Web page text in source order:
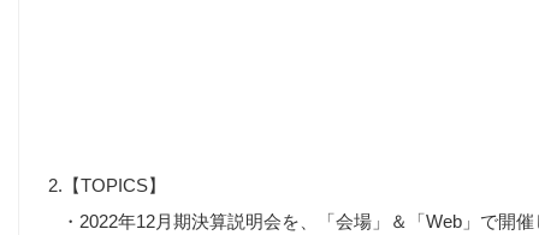
2.【TOPICS】
・2022年12月期決算説明会を、「会場」＆「Web」で開